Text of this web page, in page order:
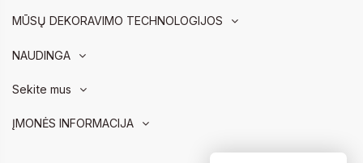
MŪSŲ DEKORAVIMO TECHNOLOGIJOS
NAUDINGA
Sekite mus
ĮMONĖS INFORMACIJA